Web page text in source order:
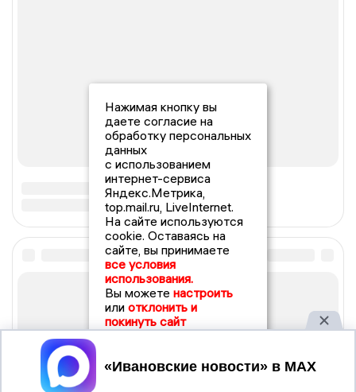
Нажимая кнопку вы
даете согласие на
обработку персональных
данных
с использованием
интернет-сервиса
Яндекс.Метрика,
top.mail.ru, LiveInternet.
На сайте используются
cookie. Оставаясь на
сайте, вы принимаете
все условия
использования.
Вы можете настроить
или отклонить и
покинуть сайт
Принять